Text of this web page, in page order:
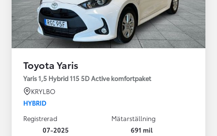
Toyota Yaris
Yaris 1,5 Hybrid 115 5D Active komfortpaket
KRYLBO
HYBRID
Registrerad
07-2025
Mätarställning
691 mil